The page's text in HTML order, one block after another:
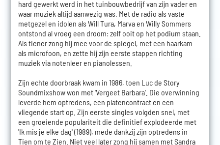
hard gewerkt werd in het tuinbouwbedrijf van zijn vader en
waar muziek altijd aanwezig was. Met de radio als vaste
metgezel en idolen als Will Tura, Marva en Willy Sommers
ontstond al vroeg een droom: zelf ooit op het podium staan.
Als tiener zong hij mee voor de spiegel, met een haarkam
als microfoon, en zette hij zijn eerste stappen richting
muziek via notenleer en pianolessen.
Zijn echte doorbraak kwam in 1986, toen Luc de Story
Soundmixshow won met 'Vergeet Barbara'. Die overwinning
leverde hem optredens, een platencontract en een
vliegende start op. Zijn eerste singles volgden snel, met
een groeiende populariteit die definitief explodeerde met
'Ik mis je elke dag' (1989), mede dankzij zijn optredens in
Tien om te Zien. Niet veel later zong hij samen met Sandra